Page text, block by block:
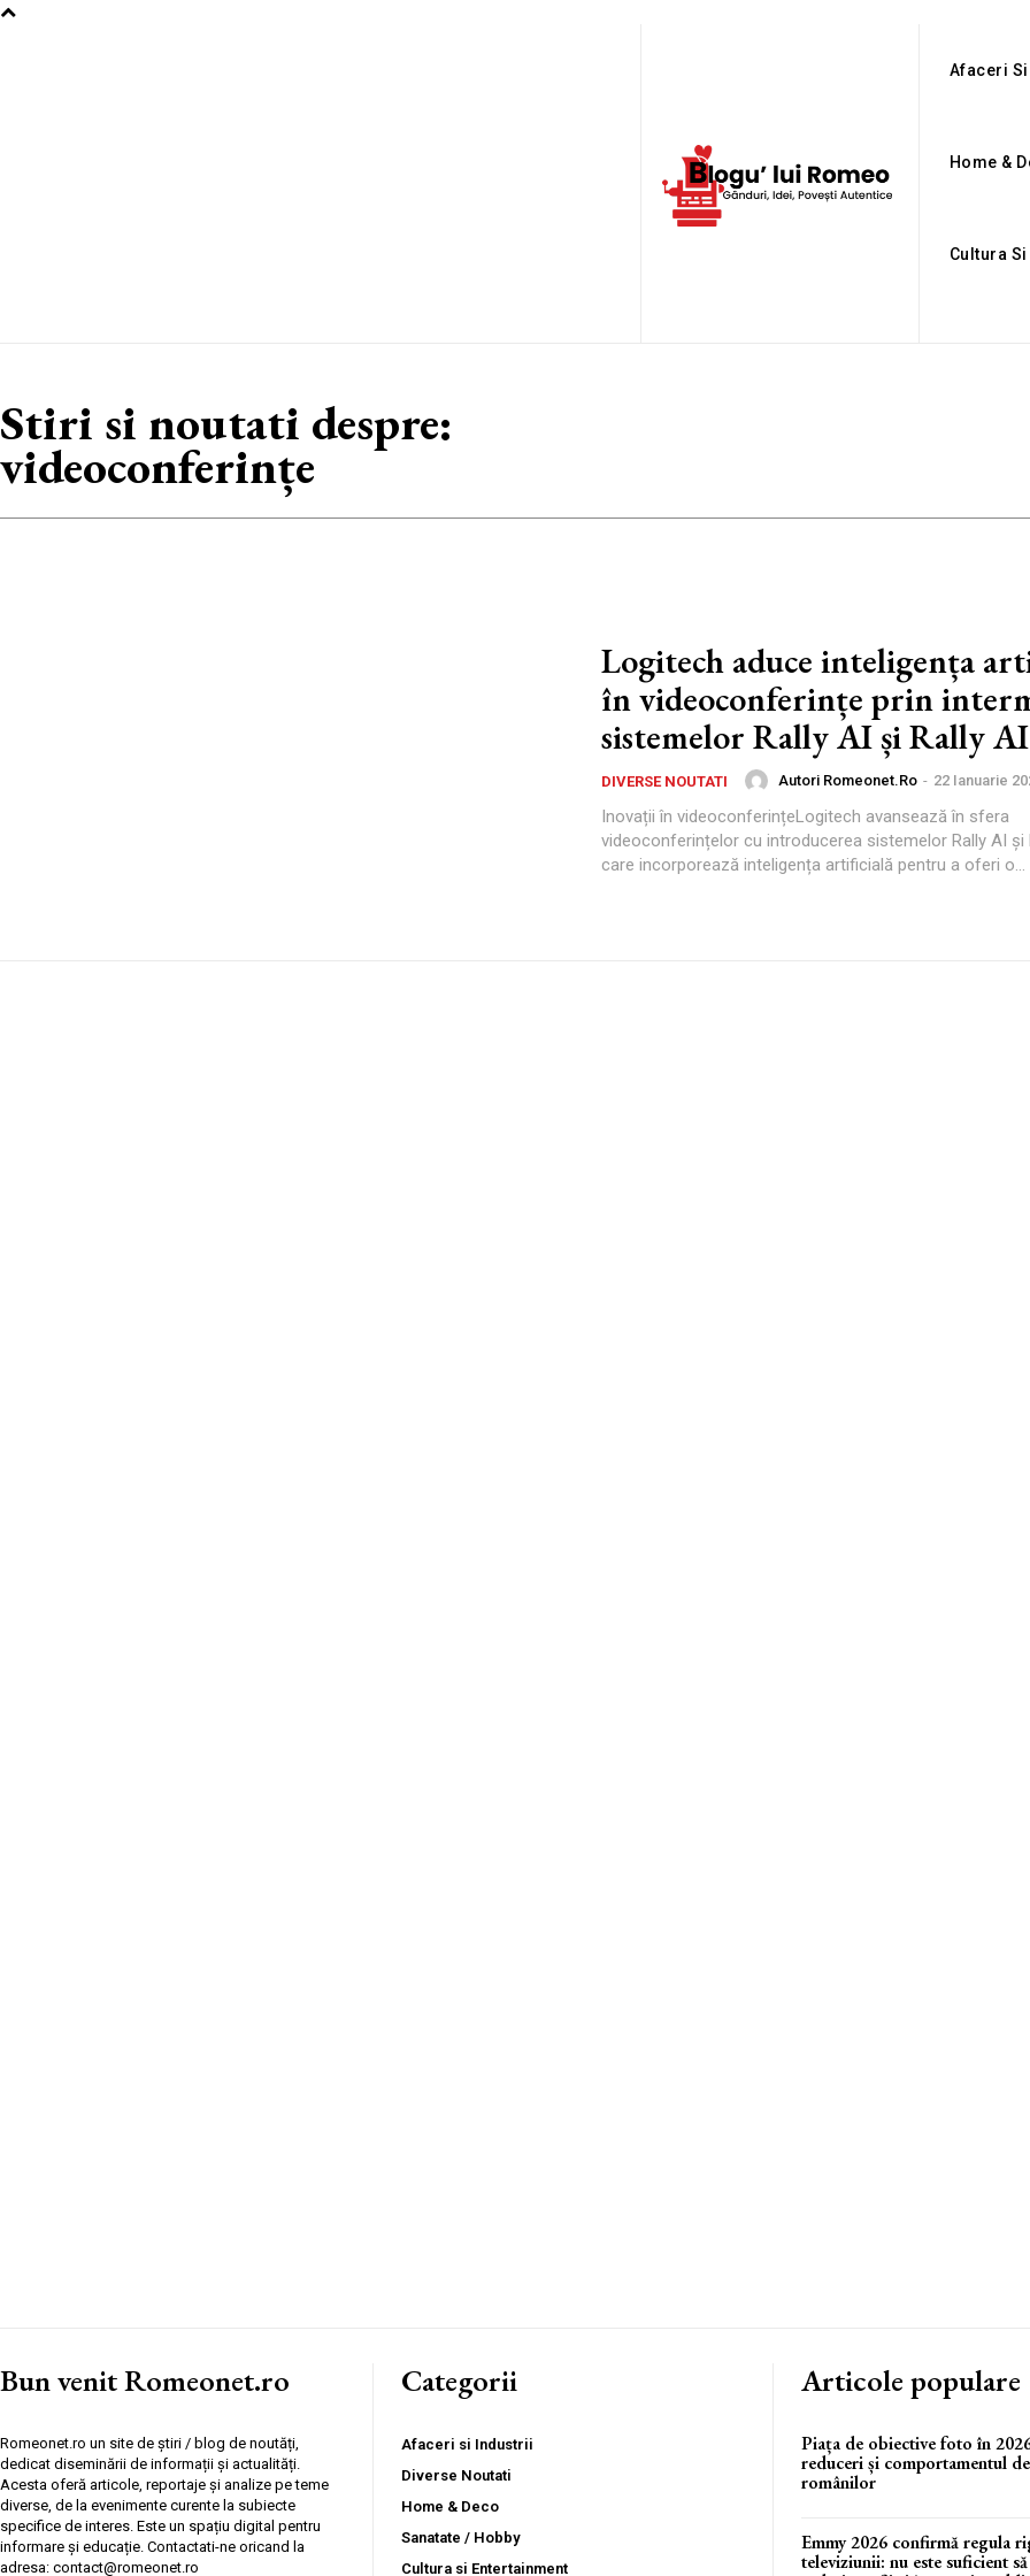
Afaceri
Home &
Cultura
Stiri si noutati despre:
videoconferințe
Logitech aduce inteligența
în videoconferințe prin
sistemelor Rally AI și Rally
DIVERSE NOUTATI Autori Romeonet.ro - 22 Ianuarie
Inovații în videoconferințeLogitech avansează în sfera
videoconferințelor cu introducerea sistemelor Rally AI și
care incorporează inteligența artificială pentru a oferi o...
Bun venit Romeonet.ro
Romeonet.ro un site de știri / blog de noutăți,
dedicat diseminării de informații și actualități.
Acesta oferă articole, reportaje și analize pe teme
diverse, de la evenimente curente la subiecte
specifice de interes. Este un spațiu digital pentru
informare și educație. Contactati-ne oricand la
adresa: contact@romeonet.ro
Categorii
Afaceri si Industrii
Diverse Noutati
Home & Deco
Sanatate / Hobby
Cultura si Entertainment
Articole populare
Piața de obiective foto în
reduceri și comportamentul
românilor
Emmy 2026 confirmă regula
televiziunii: nu este suficient